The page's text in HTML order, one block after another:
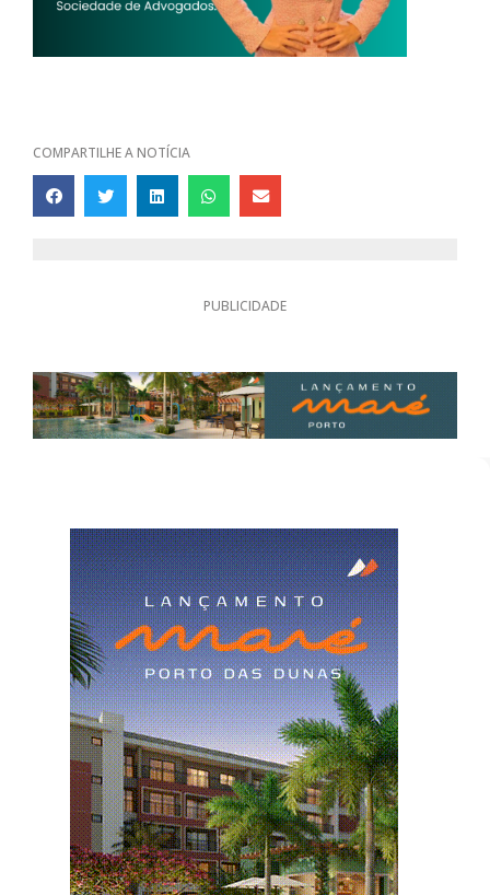
COMPARTILHE A NOTÍCIA
PUBLICIDADE